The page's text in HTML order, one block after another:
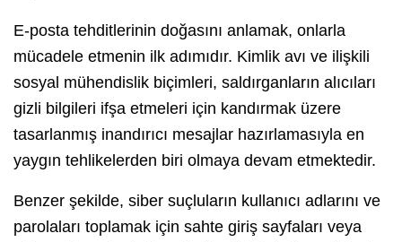
E-posta tehditlerinin doğasını anlamak, onlarla
mücadele etmenin ilk adımıdır. Kimlik avı ve ilişkili
sosyal mühendislik biçimleri, saldırganların alıcıları
gizli bilgileri ifşa etmeleri için kandırmak üzere
tasarlanmış inandırıcı mesajlar hazırlamasıyla en
yaygın tehlikelerden biri olmaya devam etmektedir.
Benzer şekilde, siber suçluların kullanıcı adlarını ve
parolaları toplamak için sahte giriş sayfaları veya